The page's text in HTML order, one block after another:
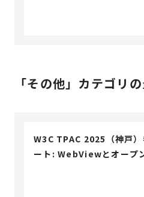
「その他」カテゴリ
W3C TPAC 2025（神戸
ート: WebViewとオープ